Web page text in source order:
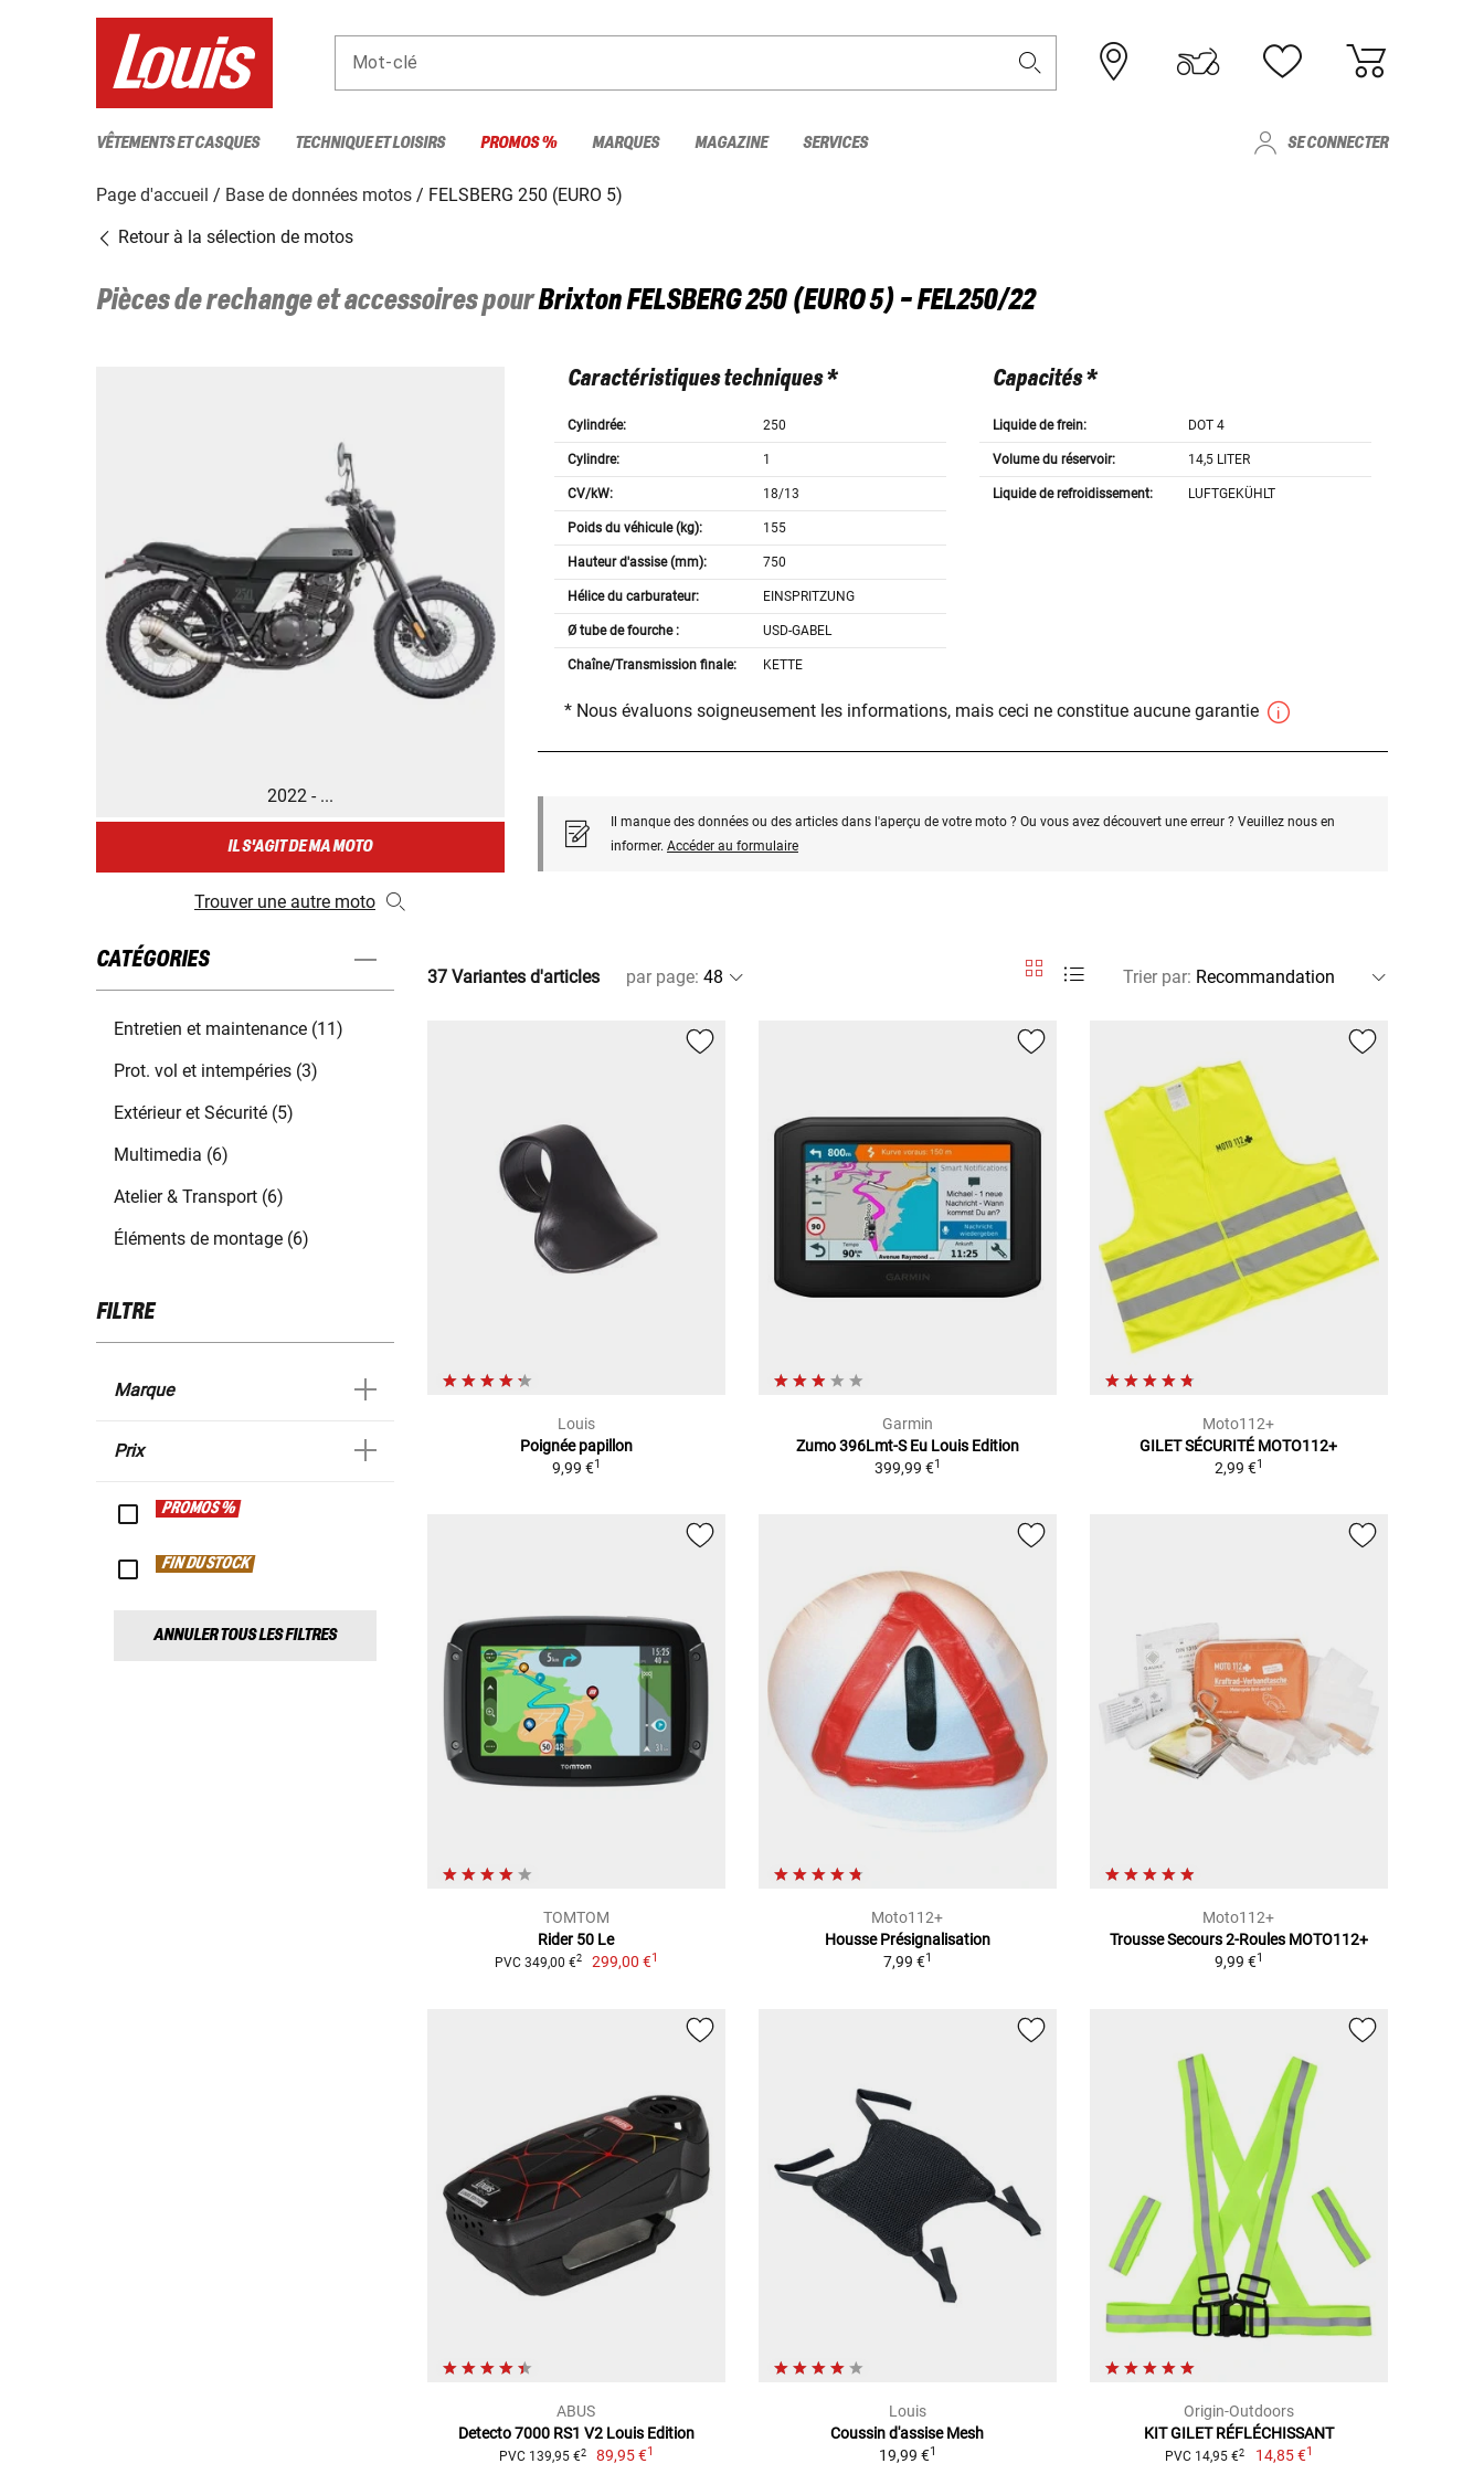
Mot-clé
VÊTEMENTS ET CASQUES TECHNIQUE ET LOISIRS PROMOS % MARQUES MAGAZINE SERVICES SE CONNECTER
Page d'accueil Base de données motos
FELSBERG 250 (EURO 5)
Retour à la sélection de motos
Pièces de rechange et accessoires pourBrixtonFELSBERG 250 (EURO 5) - FEL250/22
2022 - ...
IL S'AGIT DE MA MOTO
Trouver une autre moto
Caractéristiques techniques *
Cylindrée: 250
Cylindre: 1
CV/kW: 18/13
Poids du véhicule (kg): 155
Hauteur d'assise (mm): 750
Hélice du carburateur: EINSPRITZUNG
Ø tube de fourche : USD-GABEL
Chaîne/Transmission finale: KETTE
Capacités *
Liquide de frein: DOT 4
Volume du réservoir: 14,5 LITER
Liquide de refroidissement: LUFTGEKÜHLT
* Nous évaluons soigneusement les informations, mais ceci ne constitue aucune garantie
Il manque des données ou des articles dans l'aperçu de votre moto ? Ou vous avez découvert une erreur ? Veuillez nous en
informer. Accéder au formulaire
CATÉGORIES
Entretien et maintenance (11)
Prot. vol et intempéries (3)
Extérieur et Sécurité (5)
Multimedia (6)
Atelier & Transport (6)
Éléments de montage (6)
FILTRE
Marque
Prix
PROMOS %
FIN DU STOCK
ANNULER TOUS LES FILTRES
37 Variantes d'articles par page: Trier par:
Louis
Poignée papillon
9,99 €1
Garmin
Zumo 396Lmt-S Eu Louis Edition
399,99 €1
Moto112+
GILET SÉCURITÉ MOTO112+
2,99 €1
TOMTOM
Rider 50 Le
PVC 349,00 €2 299,00 €1
Moto112+
Housse Présignalisation
7,99 €1
Moto112+
Trousse Secours 2-Roules MOTO112+
9,99 €1
ABUS
Detecto 7000 RS1 V2 Louis Edition
PVC 139,95 €2 89,95 €1
Louis
Coussin d'assise Mesh
19,99 €1
Origin-Outdoors
KIT GILET RÉFLÉCHISSANT
PVC 14,95 €2 14,85 €1